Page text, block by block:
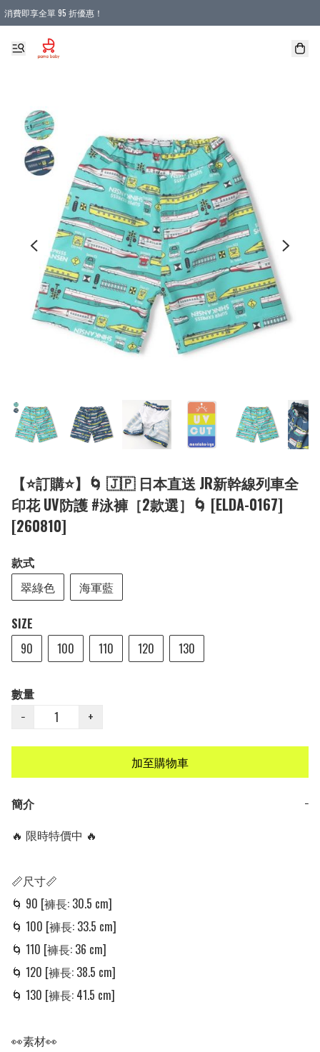
消費即享全單 95 折優惠！
購物滿 HKD 900.00即享免運費優惠！（適用於 本地送貨、本地取貨 )
【⭐訂購⭐】🌀 🇯🇵 日本直送 JR新幹線列車全
印花 UV防護 #泳褲［2款選］🌀 [ELDA-0167]
[260810]
款式
翠綠色
海軍藍
SIZE
90
100 110 120 130
數量
−
+
加至購物車
簡介
−
🔥 限時特價中 🔥
📏尺寸📏
🌀 90 [褲長: 30.5 cm]
🌀 100 [褲長: 33.5 cm]
🌀 110 [褲長: 36 cm]
🌀 120 [褲長: 38.5 cm]
🌀 130 [褲長: 41.5 cm]
👀素材👀